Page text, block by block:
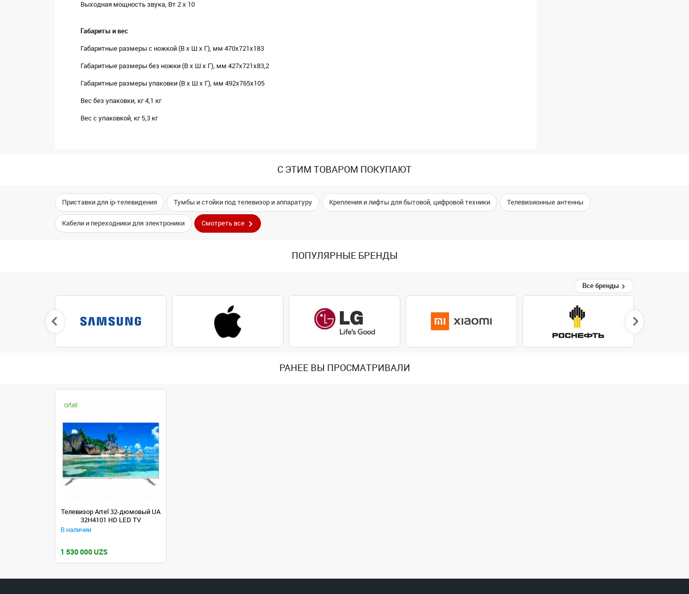
Выходная мощность звука, Вт 2 x 10
Габариты и вес
Габаритные размеры с ножкой (В х Ш х Г), мм 470х721х183
Габаритные размеры без ножки (В х Ш х Г), мм 427х721х83,2
Габаритные размеры упаковки (В х Ш х Г), мм 492х765х105
Вес без упаковки, кг 4,1 кг
Вес с упаковкой, кг 5,3 кг
С ЭТИМ ТОВАРОМ ПОКУПАЮТ
Приставки для ip-телевидения Тумбы и стойки под телевизор и аппаратуру Крепления и лифты для бытовой, цифровой техники Телевизионные антенны
Кабели и переходники для электроники Смотреть все
ПОПУЛЯРНЫЕ БРЕНДЫ
Все бренды
РАНЕЕ ВЫ ПРОСМАТРИВАЛИ
Телевизор Artel 32-дюмовый UA
32H4101 HD LED TV
В наличии
1 530 000 UZS